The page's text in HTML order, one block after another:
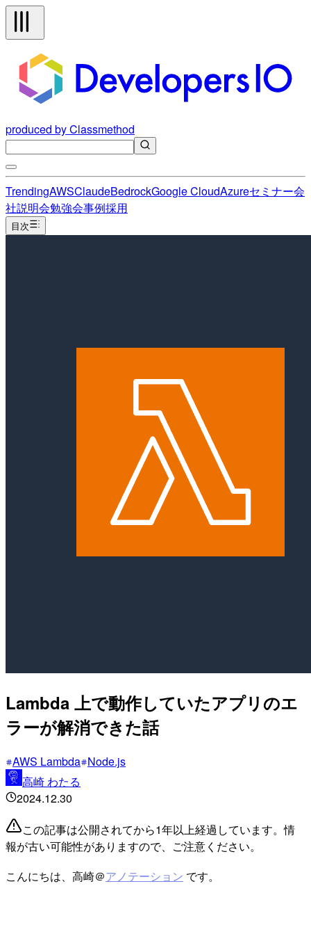
produced by Classmethod
TrendingAWSClaudeBedrockGoogle CloudAzureセミナー会
社説明会勉強会事例採用
目次
Lambda 上で動作していたアプリのエ
ラーが解消できた話
AWS Lambda Node.js
高崎 わたる
2024.12.30
この記事は公開されてから1年以上経過しています。情
報が古い可能性がありますので、ご注意ください。
こんにちは、高崎＠アノテーション です。